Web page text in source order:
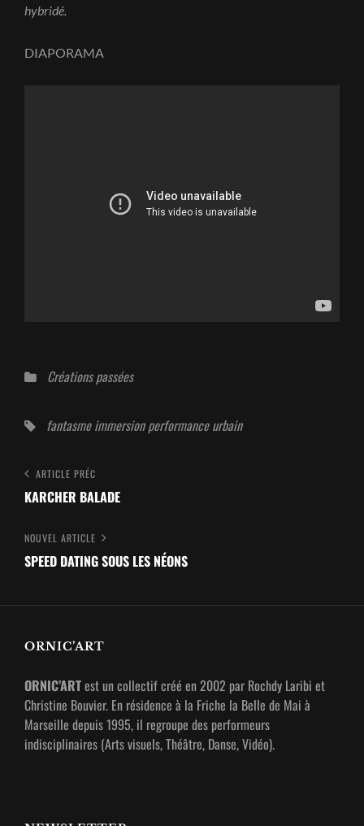
hybridé.
DIAPORAMA
CatégoriesCréations passées
Tags, fantasme immersion performance urbain
Navigation
de
Article
Précédent
ARTICLE PRÉC
KARCHER BALADE
Nouvel
article
NOUVEL ARTICLE
SPEED DATING SOUS LES NÉONS
ORNIC’ART
ORNIC’ARTest un collectif créé en 2002 par Rochdy Laribi et
Christine Bouvier. En résidence à la Friche la Belle de Mai à
Marseille depuis 1995, il regroupe des performeurs
indisciplinaires (Arts visuels, Théâtre, Danse, Vidéo).